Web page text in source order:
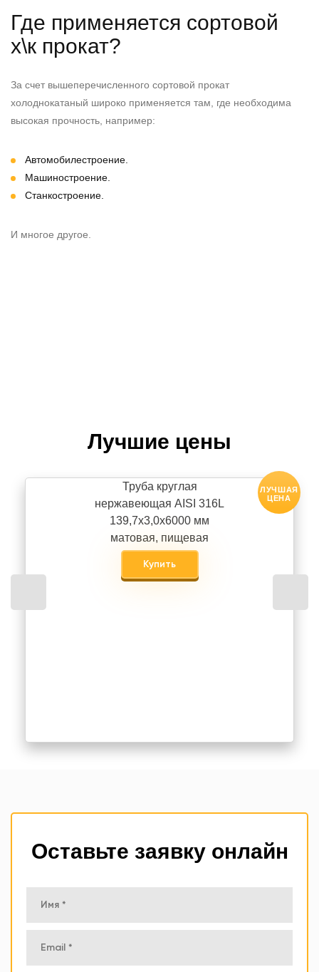
Где применяется сортовой
х\к прокат?
За счет вышеперечисленного сортовой прокат
холоднокатаный широко применяется там, где необходима
высокая прочность, например:
Автомобилестроение.
Машиностроение.
Станкостроение.
И многое другое.
Лучшие цены
Труба круглая
нержавеющая AISI 316L
139,7х3,0х6000 мм
матовая, пищевая
Купить
ЛУЧШАЯ
ЦЕНА
Оставьте заявку онлайн